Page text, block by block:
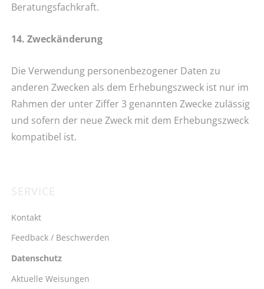
Beratungsfachkraft.
14. Zweckänderung
Die Verwendung personenbezogener Daten zu
anderen Zwecken als dem Erhebungszweck ist nur im
Rahmen der unter Ziffer 3 genannten Zwecke zulässig
und sofern der neue Zweck mit dem Erhebungszweck
kompatibel ist.
Navigation
SERVICE
Kontakt
Feedback / Beschwerden
Datenschutz
Aktuelle Weisungen